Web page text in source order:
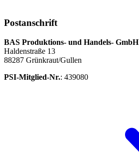
Postanschrift
BAS Produktions- und Handels- GmbH
Haldenstraße 13
88287 Grünkraut/Gullen
PSI-Mitglied-Nr.: 439080